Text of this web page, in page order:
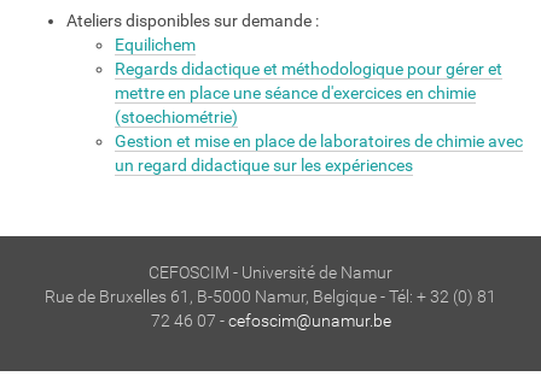
Ateliers disponibles sur demande :
Equilichem
Regards didactique et méthodologique pour gérer et
mettre en place une séance d'exercices en chimie
(stoechiométrie)
Gestion et mise en place de laboratoires de chimie avec
un regard didactique sur les expériences
CEFOSCIM - Université de Namur
Rue de Bruxelles 61, B-5000 Namur, Belgique - Tél: + 32 (0) 81
72 46 07 -cefoscim@unamur.be